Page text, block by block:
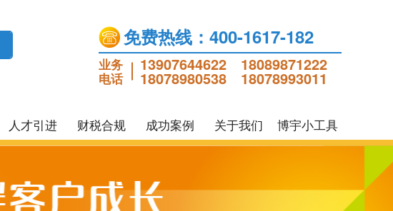
免费热线：400-1617-182
业务
电话
13907644622 18089871222
18078980538 18078993011
人才引进 财税合规 成功案例 关于我们 博宇小工具